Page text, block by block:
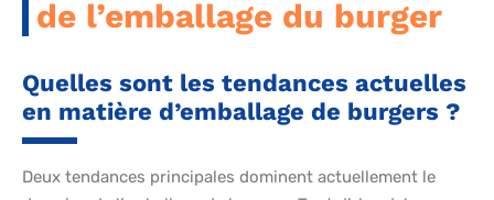
de l’emballage du burger
Quelles sont les tendances actuelles
en matière d’emballage de burgers ?
Deux tendances principales dominent actuellement le